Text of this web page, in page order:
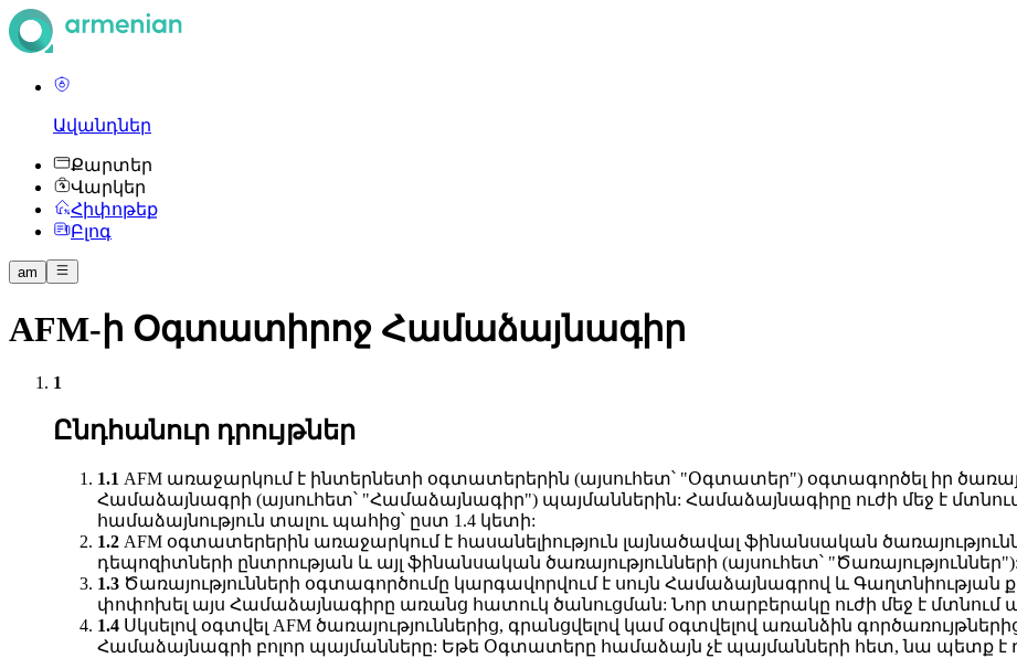
Ավանդներ
Քարտեր
Վարկեր
Հիփոթեք
Բլոգ
am
AFM-ի Օգտատիրոջ Համաձայնագիր
Ընդհանուր դրույթներ
AFM առաջարկում է ինտերնետի օգտատերերին (այսուհետ՝ "Օգտատեր") օգտագործել իր
Համաձայնագրի (այսուհետ՝ "Համաձայնագիր") պայմաններին: Համաձայնագիրը ուժի մեջ է
համաձայնություն տալու պահից՝ ըստ 1.4 կետի:
AFM օգտատերերին առաջարկում է հասանելիություն լայնածավալ ֆինանսական
դեպոզիտների ընտրության և այլ ֆինանսական ծառայությունների (այսուհետ՝ "Ծառայություններ"):
Ծառայությունների օգտագործումը կարգավորվում է սույն Համաձայնագրով և Գաղտնիության
փոփոխել այս Համաձայնագիրը առանց հատուկ ծանուցման: Նոր տարբերակը ուժի մեջ է մտնում
Սկսելով օգտվել AFM ծառայություններից, գրանցվելով կամ օգտվելով առանձին
Համաձայնագրի բոլոր պայմանները: Եթե Օգտատերը համաձայն չէ պայմանների հետ, նա պետք է